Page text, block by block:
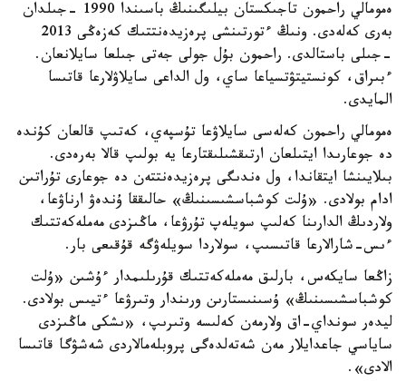
ەمومالي راحمون تاجىكستان بيلىگىنىڭ باسىندا 1990 -جىلدان
بەرى كەلەدى. ونىڭ ءتورتىنشى پرەزيدەنتتىك كەزەڭى 2013
-جىلى باستالدى. راحمون بۇل جولى جەتى جىلعا سايلانعان.
ءبىراق، كونستيتۋتسياعا ساي، ول الداعى سايلاۋلارعا قاتىسا
المايدى.
ەمومالي راحمون كەلەسى سايلاۋعا تۇسپەي، كەتىپ قالعان كۇندە
دە جوعارىدا ايتىلعان ارتىقشىلىقتارعا يە بولىپ قالا بەرەدى.
بىلايىنشا ايتقاندا، ول ەندىگى پرەزيدەنتتەن دە جوعارى تۇراتىن
ادام بولادى. «ۇلت كوشباسشىسىنىڭ» حالىققا ۇندەۋ ارناۋعا،
ولاردىڭ الدارىنا كەلىپ سويلەپ تۇرۋعا، ماڭىزدى مەملەكەتتىك
ءىس-شارالارعا قاتىسىپ، سولاردا سويلەۋگە قۇقىعى بار.
زاڭعا سايكەس، بارلىق مەملەكەتتىك قۇرىلىمدار ءۇشىن «ۇلت
كوشباسشىسىنىڭ» ۇسىنىستارىن ورىندار وتىرۋعا ءتيىس بولادى.
ليدەر سونداي-اق ولارمەن كەلىسە وتىرىپ، «ىشكى ماڭىزدى
ساياسي جاعدايلار مەن شەتەلدەگى پروبلەمالاردى شەشۋگا قاتىسا
الادى».